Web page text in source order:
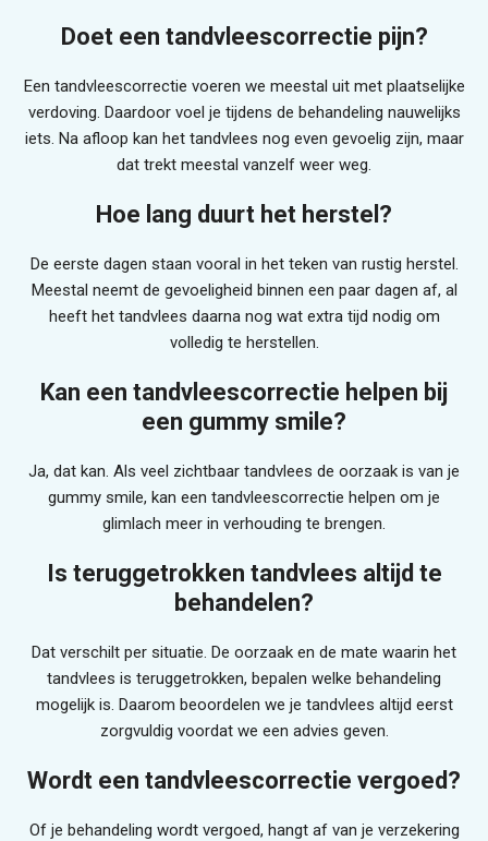
Doet een tandvleescorrectie pijn?
Een tandvleescorrectie voeren we meestal uit met plaatselijke
verdoving. Daardoor voel je tijdens de behandeling nauwelijks
iets. Na afloop kan het tandvlees nog even gevoelig zijn, maar
dat trekt meestal vanzelf weer weg.
Hoe lang duurt het herstel?
De eerste dagen staan vooral in het teken van rustig herstel.
Meestal neemt de gevoeligheid binnen een paar dagen af, al
heeft het tandvlees daarna nog wat extra tijd nodig om
volledig te herstellen.
Kan een tandvleescorrectie helpen bij
een gummy smile?
Ja, dat kan. Als veel zichtbaar tandvlees de oorzaak is van je
gummy smile, kan een tandvleescorrectie helpen om je
glimlach meer in verhouding te brengen.
Is teruggetrokken tandvlees altijd te
behandelen?
Dat verschilt per situatie. De oorzaak en de mate waarin het
tandvlees is teruggetrokken, bepalen welke behandeling
mogelijk is. Daarom beoordelen we je tandvlees altijd eerst
zorgvuldig voordat we een advies geven.
Wordt een tandvleescorrectie vergoed?
Of je behandeling wordt vergoed, hangt af van je verzekering